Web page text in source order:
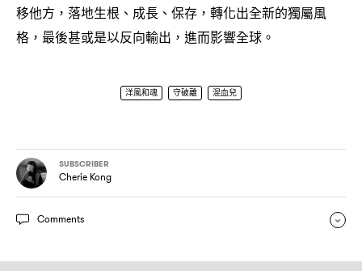
移他方 ， 落地生根、成長、保存 ， 轉化出全新的獨屬風
格 ， 最後甚或是以反向輸出 ， 進而影響全球。
洋風和魂 守破離 混血兒
SUBSCRIBER
Cherie Kong
Comments